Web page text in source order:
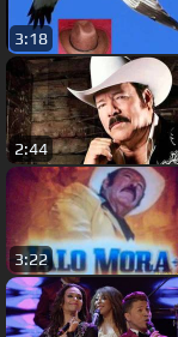
3:18
2:44
3:22